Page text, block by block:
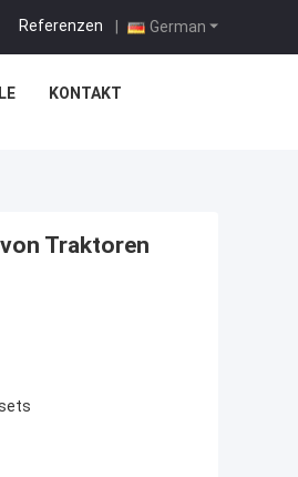
German
Referenzen |
KONTAKT
Traktoren